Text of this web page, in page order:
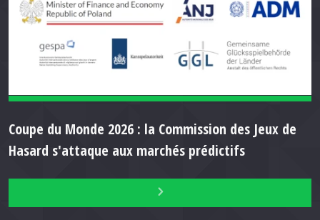
Coupe du Monde 2026 : la Commission des Jeux de
Hasard s'attaque aux marchés prédictifs